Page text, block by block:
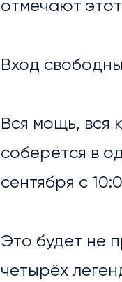
отмечают
Вход
Вся мощь, вся
соберётся в
сентября с
Это будет не
четырёх